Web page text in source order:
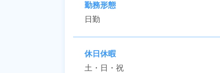
勤務形態
日勤
休日休暇
土・日・祝